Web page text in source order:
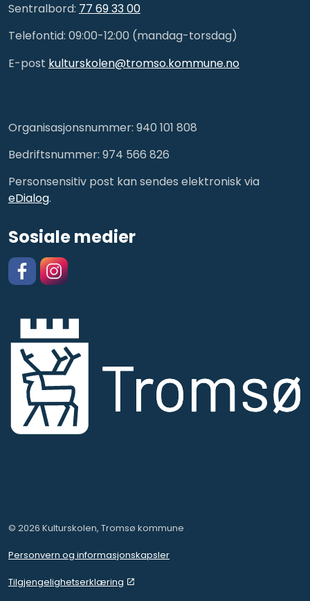
Sentralbord: 77 69 33 00
Telefontid: 09:00-12:00 (mandag-torsdag)
E-post kulturskolen@tromso.kommune.no
Organisasjonsnummer: 940 101 808
Bedriftsnummer: 974 566 826
Personsensitiv post kan sendes elektronisk via
eDialog.
Sosiale medier
© 2026 Kulturskolen, Tromsø kommune
Personvern og informasjonskapsler
Tilgjengelighetserklæring